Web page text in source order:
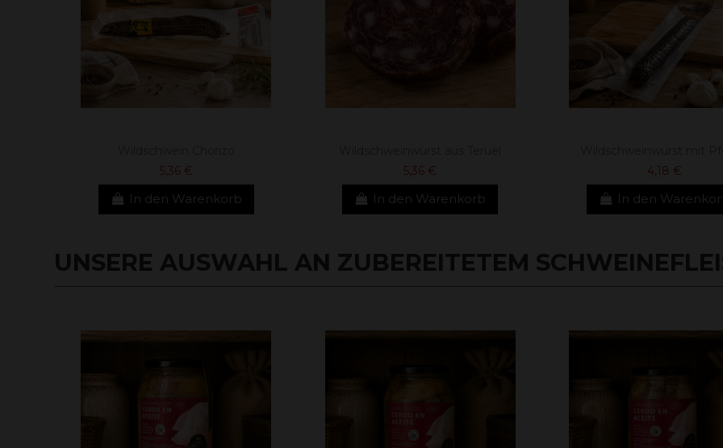
5,36 €
In den Warenkorb
5,36 €
In den Warenkorb
4,18 €
In den
UNSERE AUSWAHL AN ZUBEREITETEM